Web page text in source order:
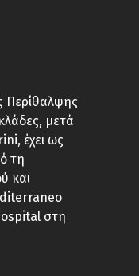
Περίθαλψης
μετά
έχει ως
τη
και
στη